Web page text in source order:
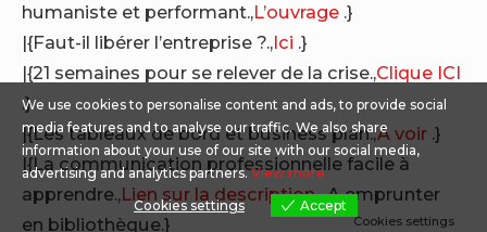
humaniste et performant.,L’ouvrage .}
|{Faut-il libérer l’entreprise ?.,Ici .}
|{21 semaines pour se relever de la crise.,Clique ICI
.}
|{Les tableaux de bord et business plan.,A voir .}
|{La communication professionnelle facile à
apprendre.,Lien sur la description. A emprunter
en bibliothèque.}
We use cookies to personalise content and ads, to provide social
media features and to analyse our traffic. We also share
information about your use of our site with our social media,
advertising and analytics partners.View more
Cookies settings
Accept
Cookies settings